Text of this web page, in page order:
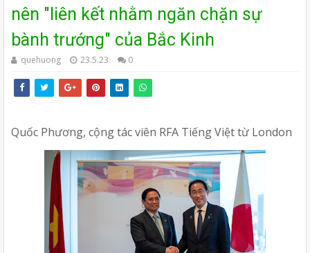
nên "liên kết nhằm ngăn chặn sự
bành trướng" của Bắc Kinh
quehuong 23.5.23 0
Quốc Phương, cộng tác viên RFA Tiếng Việt từ London